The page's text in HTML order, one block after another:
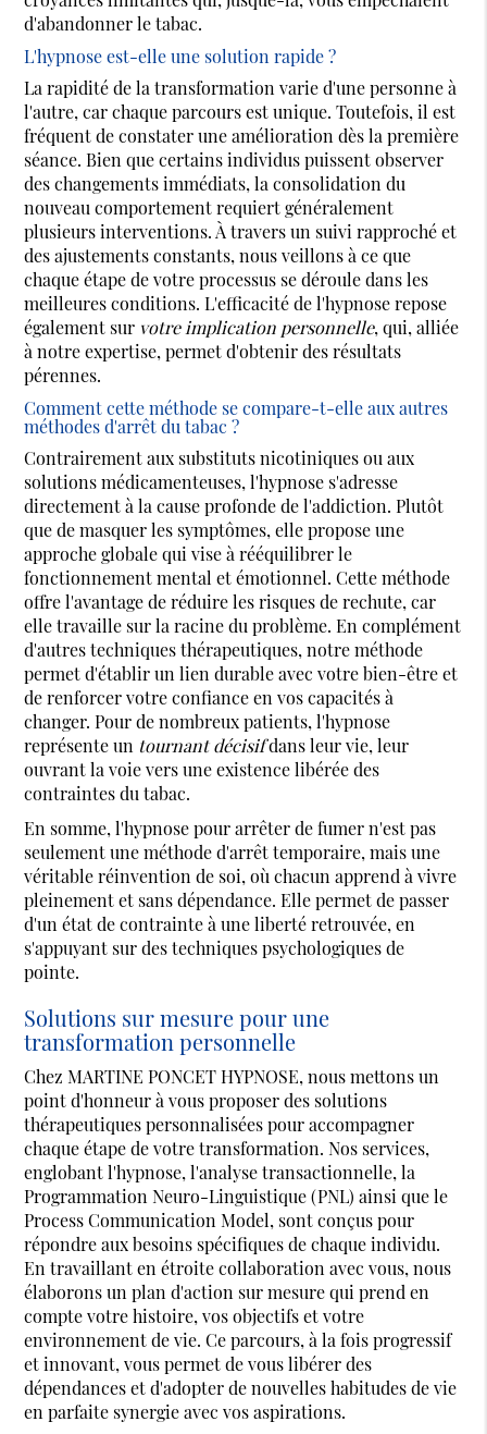
d'abandonner le tabac.
L'hypnose est-elle une solution rapide ?
La rapidité de la transformation varie d'une personne à
l'autre, car chaque parcours est unique. Toutefois, il est
fréquent de constater une amélioration dès la première
séance. Bien que certains individus puissent observer
des changements immédiats, la consolidation du
nouveau comportement requiert généralement
plusieurs interventions. À travers un suivi rapproché et
des ajustements constants, nous veillons à ce que
chaque étape de votre processus se déroule dans les
meilleures conditions. L'efficacité de l'hypnose repose
également sur votre implication personnelle, qui, alliée
à notre expertise, permet d'obtenir des résultats
pérennes.
Comment cette méthode se compare-t-elle aux autres
méthodes d'arrêt du tabac ?
Contrairement aux substituts nicotiniques ou aux
solutions médicamenteuses, l'hypnose s'adresse
directement à la cause profonde de l'addiction. Plutôt
que de masquer les symptômes, elle propose une
approche globale qui vise à rééquilibrer le
fonctionnement mental et émotionnel. Cette méthode
offre l'avantage de réduire les risques de rechute, car
elle travaille sur la racine du problème. En complément
d'autres techniques thérapeutiques, notre méthode
permet d'établir un lien durable avec votre bien-être et
de renforcer votre confiance en vos capacités à
changer. Pour de nombreux patients, l'hypnose
représente un tournant décisifdans leur vie, leur
ouvrant la voie vers une existence libérée des
contraintes du tabac.
En somme, l'hypnose pour arrêter de fumer n'est pas
seulement une méthode d'arrêt temporaire, mais une
véritable réinvention de soi, où chacun apprend à vivre
pleinement et sans dépendance. Elle permet de passer
d'un état de contrainte à une liberté retrouvée, en
s'appuyant sur des techniques psychologiques de
pointe.
Solutions sur mesure pour une
transformation personnelle
Chez MARTINE PONCET HYPNOSE, nous mettons un
point d'honneur à vous proposer des solutions
thérapeutiques personnalisées pour accompagner
chaque étape de votre transformation. Nos services,
englobant l'hypnose, l'analyse transactionnelle, la
Programmation Neuro-Linguistique (PNL) ainsi que le
Process Communication Model, sont conçus pour
répondre aux besoins spécifiques de chaque individu.
En travaillant en étroite collaboration avec vous, nous
élaborons un plan d'action sur mesure qui prend en
compte votre histoire, vos objectifs et votre
environnement de vie. Ce parcours, à la fois progressif
et innovant, vous permet de vous libérer des
dépendances et d'adopter de nouvelles habitudes de vie
en parfaite synergie avec vos aspirations.